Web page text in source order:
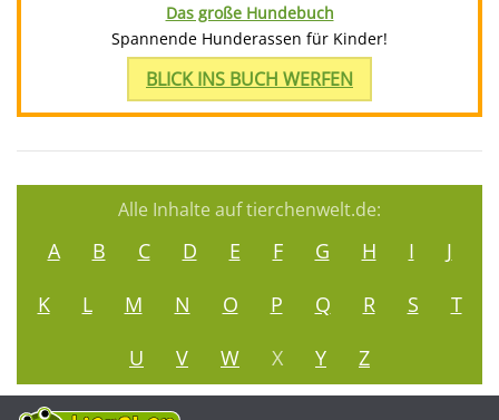
Das große Hundebuch
Spannende Hunderassen für Kinder!
BLICK INS BUCH WERFEN
Alle Inhalte auf tierchenwelt.de:
A B C D E F G H I
J
K
L M N O P Q R S
T
U
V W X Y Z